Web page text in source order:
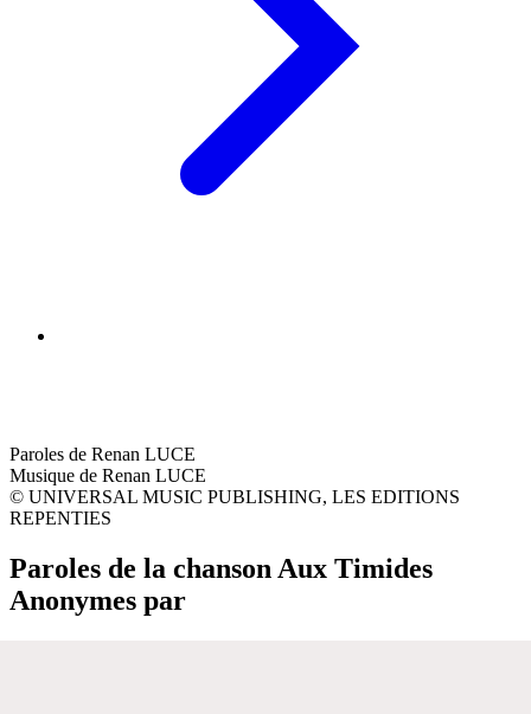
Paroles de Renan LUCE
Musique de Renan LUCE
© UNIVERSAL MUSIC PUBLISHING, LES EDITIONS
REPENTIES
Paroles de la chanson Aux Timides
Anonymes par